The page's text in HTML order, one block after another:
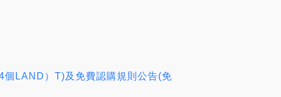
LAND）T)及免費認購規則公告(免